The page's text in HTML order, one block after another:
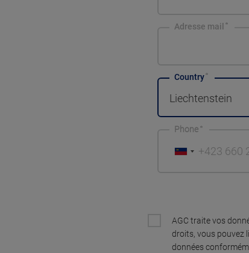
Adresse mail
Country
Liechtenstein
Phone
AGC traite vos
droits, vous pouvez
données